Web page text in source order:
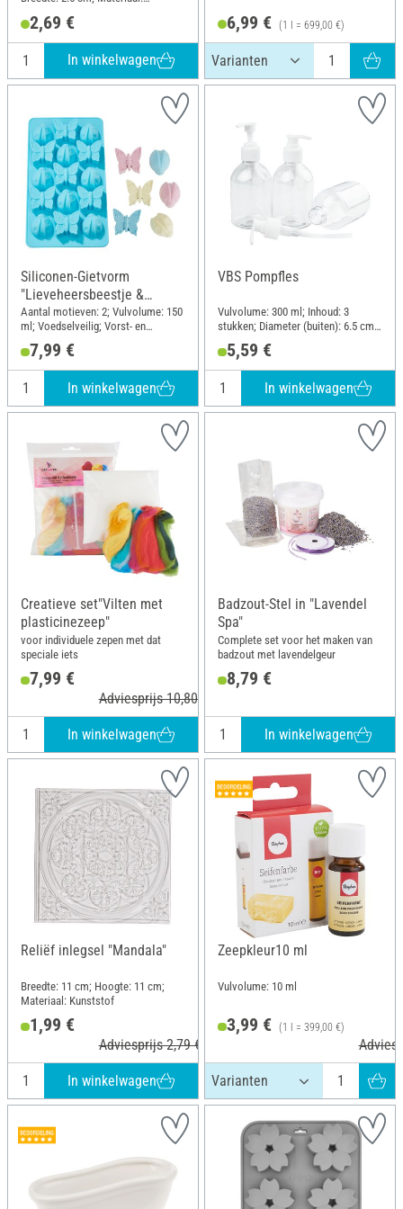
2,69 €
In winkelwagen
6,99 € (1 l = 699,00 €)
Siliconen-Gietvorm
"Lieveheersbeestje &
Vlinder"
Aantal motieven: 2; Vulvolume: 150
ml; Voedselveilig; Vorst- en
hittebestendig: 240 °C; Lengte: 21.3
cm; Breedte: 11.5 cm; Materiaal:
Siliconen
7,99 €
In winkelwagen
VBS Pompfles
Vulvolume: 300 ml; Inhoud: 3
stukken; Diameter (buiten): 6.5 cm;
Materiaal: Polyethyleentereftalaat
(PET)
5,59 €
In winkelwagen
Creatieve set"Vilten met
plasticinezeep"
voor individuele zepen met dat
speciale iets
7,99 €
Adviesprijs 10,80 €
In winkelwagen
Badzout-Stel in "Lavendel
Spa"
Complete set voor het maken van
badzout met lavendelgeur
8,79 €
In winkelwagen
Reliëf inlegsel "Mandala"
Breedte: 11 cm; Hoogte: 11 cm;
Materiaal: Kunststof
1,99 €
Adviesprijs 2,79 €
In winkelwagen
Zeepkleur10 ml
Vulvolume: 10 ml
3,99 € (1 l = 399,00 €)